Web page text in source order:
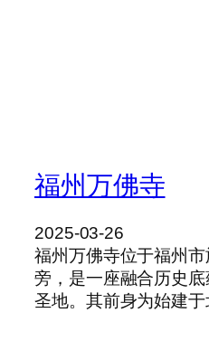
福州万佛寺
2025-03-26
福州万佛寺位于福州
旁，是一座融合历史
圣地。其前身为始建